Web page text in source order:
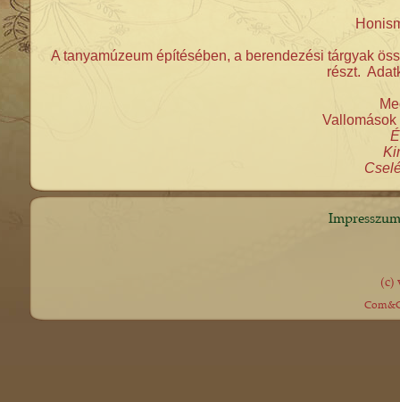
A tanyamúzeum építésében, a berendezési tárgyak
részt.
Impresszum
(c)